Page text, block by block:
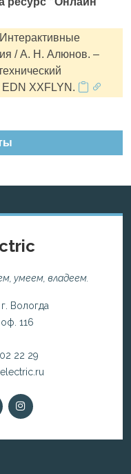
/ А. Н. Алюнов. –
XXFLYN.
умеем, владеем.
Вологда
116
22 29